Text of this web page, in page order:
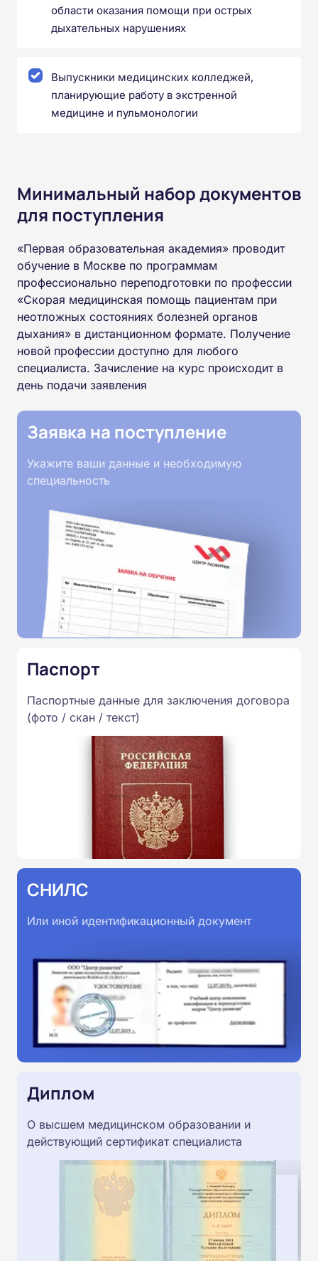
области оказания помощи при острых
дыхательных нарушениях
Выпускники медицинских колледжей,
планирующие работу в экстренной
медицине и пульмонологии
Минимальный набор документов
для поступления
«Первая образовательная академия» проводит
обучение в Москве по программам
профессионально переподготовки по профессии
«Скорая медицинская помощь пациентам при
неотложных состояниях болезней органов
дыхания» в дистанционном формате. Получение
новой профессии доступно для любого
специалиста. Зачисление на курс происходит в
день подачи заявления
Заявка на поступление
Укажите ваши данные и необходимую
специальность
Паспорт
Паспортные данные для заключения договора
(фото / скан / текст)
СНИЛС
Или иной идентификационный документ
Диплом
О высшем медицинском образовании и
действующий сертификат специалиста